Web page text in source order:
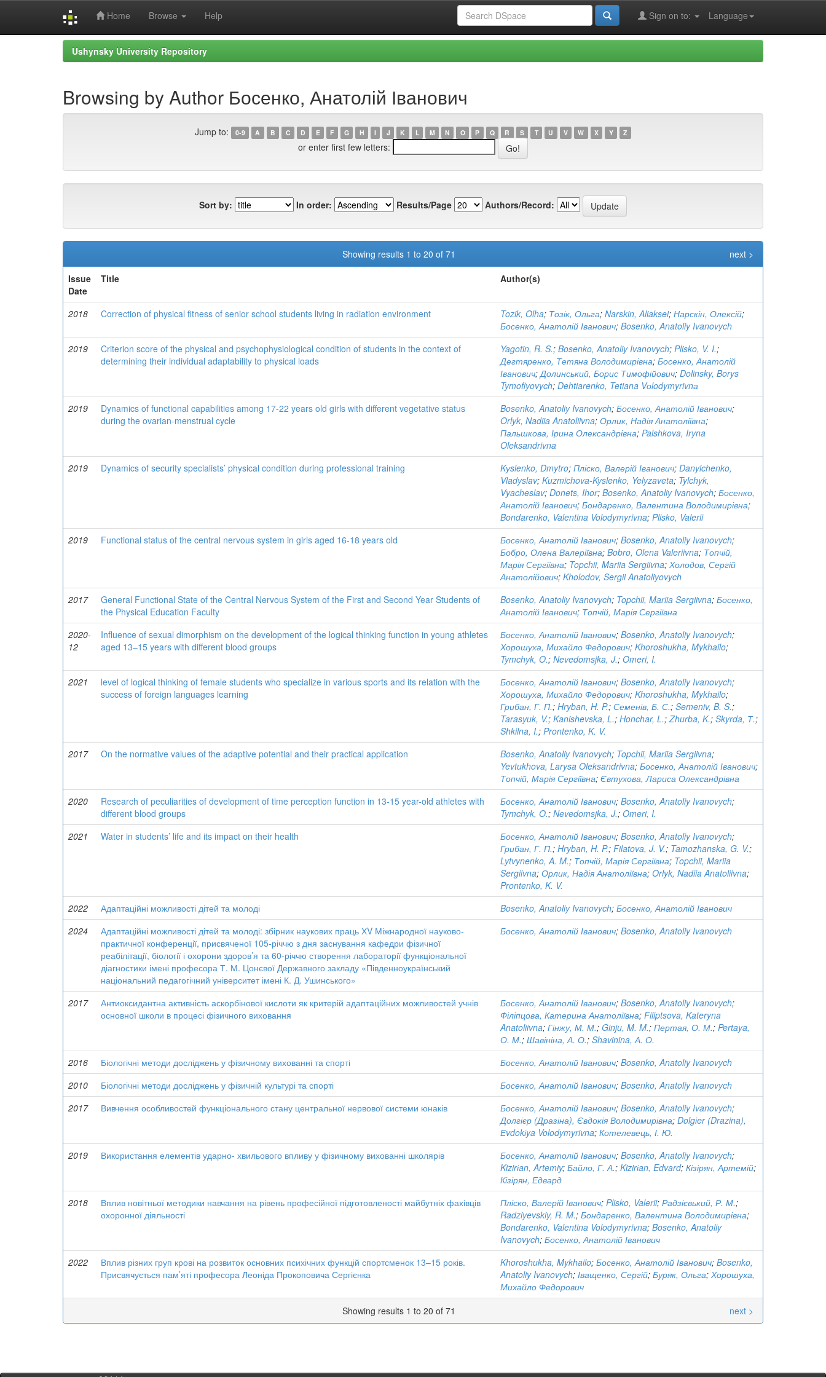
Home Browse Help Language
Sign on to:
Ushynsky University Repository
Browsing by Author Босенко, Анатолій Іванович
Jump to: 0-9 A B C D E F G H I J K L M N O P Q R S T U V W X Y Z
or enter first few letters:
Sort by: In order: Results/Page Authors/Record:
Showing results 1 to 20 of 71
next >
Issue
Date
Title Author(s)
2018 Correction of physical fitness of senior school students living in radiation environment Tozik, Olha; Тозік, Ольга; Narskin, Aliaksei; Нарскін, Олексій;
Босенко, Анатолій Іванович; Bosenko, Anatoliy Ivanovych
2019
Criterion score of the physical and psychophysiological condition of students in the context of
determining their individual adaptability to physical loads
Yagotin, R. S.; Bosenko, Anatoliy Ivanovych; Plisko, V. I.;
Дегтяренко, Тетяна Володимирівна; Босенко, Анатолій
Іванович;Долинський, Борис Тимофійович; Dolinsky, Borys
Tymofiyovych; Dehtiarenko, Tetiana Vоlodymyrivnа
2019
Dynamics of functional capabilities among 17-22 years old girls with different vegetative status
during the ovarian-menstrual cycle
Bosenko, Anatoliy Ivanovych; Босенко, Анатолій Іванович;
Orlyk, Nadiia Anatoliivna; Орлик, Надія Анатоліївна;
Пальшкова, Ірина Олександрівна; Palshkova, Iryna
Oleksandrivna
2019
Dynamics of security specialists’ physical condition during professional training Kуslenko, Dmytro; Пліско, Валерій Іванович; Danylchenko,
Vladyslav; Kuzmichova-Kyslenko, Yelyzaveta; Tylchyk,
Vyacheslav; Donets, Ihor; Bosenko, Anatoliy Ivanovych; Босенко,
Анатолій Іванович; Бондаренко, Валентина Володимирівна;
Bondarenko, Valentina Volodymyrivna; Plisko, Valerii
2019
Functional status of the central nervous system in girls aged 16-18 years old Босенко, Анатолій Іванович; Bosenko, Anatoliy Ivanovych;
Бобро, Олена Валеріївна; Bobro, Olena Valeriivna; Топчій,
Марія Сергіївна; Topchii, Mariia Sergiivna; Холодов, Сергій
Анатолійович; Kholodov, Sergii Anatoliyovych
2017
General Functional State of the Central Nervous System of the First and Second Year Students of
the Physical Education Faculty
Bosenko, Anatoliy Ivanovych; Topchii, Mariia Sergiivna; Босенко,
Анатолій Іванович; Топчій, Марія Сергіївна
2020-
12
Influence of sexual dimorphism on the development of the logical thinking function in young athletes
aged 13–15 years with different blood groups
Босенко, Анатолій Іванович; Bosenko, Anatoliy Ivanovych;
Хорошуха, Михайло Федорович; Khoroshukha, Mykhailo;
Tymchyk, O.; Nevedomsjka, J.; Omeri, I.
2021
level of logical thinking of female students who specialize in various sports and its relation with the
success of foreign languages learning
Босенко, Анатолій Іванович; Bosenko, Anatoliy Ivanovych;
Хорошуха, Михайло Федорович; Khoroshukha, Mykhailo;
Грибан, Г. П.; Hryban, H. P.; Семенів, Б. С.; Semeniv, B. S.;
Tarasyuk, V.; Kanishevska, L.; Honchar, L.;Zhurba, K.; Skyrda, Т.;
Shkilna, I.; Prontenko, K. V.
2017
On the normative values of the adaptive potential and their practical application Bosenko, Anatoliy Ivanovych; Topchii, Mariia Sergiivna;
Yevtukhova, Larysa Oleksandrivna; Босенко, Анатолій Іванович;
Топчій, Марія Сергіївна; Євтухова, Лариса Олександрівна
2020
Research of peculiarities of development of time perception function in 13-15 year-old athletes with
different blood groups
Босенко, Анатолій Іванович; Bosenko, Anatoliy Ivanovych;
Tymchyk, O.; Nevedomsjka, J.; Omeri, I.
2021
Water in students’ life and its impact on their health Босенко, Анатолій Іванович; Bosenko, Anatoliy Ivanovych;
Грибан, Г. П.; Hryban, H. P.; Filatova, J. V.; Tamozhanska, G. V.;
Lytvynenko, A. M.; Топчій, Марія Сергіївна; Topchii, Mariia
Sergiivna; Орлик, Надія Анатоліївна; Orlyk, Nadiia Anatoliivna;
Prontenko, K. V.
2022
Адаптаційні можливості дітей та молоді Bosenko, Anatoliy Ivanovych; Босенко, Анатолій Іванович
2024
Адаптаційні можливості дітей та молоді: збірник наукових праць ХV Міжнародної науково-
практичної конференції, присвяченої 105-річчю з дня заснування кафедри фізичної
реабілітації, біології і охорони здоров’я та 60-річчю створення лабораторії функціональної
діагностики імені професора Т. М. Цонєвої Державного закладу «Південноукраїнський
національний педагогічний університет імені К. Д. Ушинського»
Босенко, Анатолій Іванович; Bosenko, Anatoliy Ivanovych
2017
Антиоксидантна активність аскорбінової кислоти як критерій адаптаційних можливостей учнів
основної школи в процесі фізичного виховання
Босенко, Анатолій Іванович; Bosenko, Anatoliy Ivanovych;
Філіпцова, Катерина Анатоліївна; Filiptsova, Kateryna
Anatoliivna; Гінжу, М. М.; Ginju, M. M.; Пертая, О. М.; Pertaya,
О. М.; Шавініна, А. О.; Shavinina, А. О.
2016
Біологічні методи досліджень у фізичному вихованні та спорті Босенко, Анатолій Іванович; Bosenko, Anatoliy Ivanovych
2010
Біологічні методи досліджень у фізичній культурі та спорті Босенко, Анатолій Іванович; Bosenko, Anatoliy Ivanovych
2017
Вивчення особливостей функціонального стану центральної нервової системи юнаків Босенко, Анатолій Іванович; Bosenko, Anatoliy Ivanovych;
Долгієр (Дразіна), Євдокія Володимирівна; Dolgіer (Drazina),
Еvdokіya Volodymyrivna; Котелевець, І. Ю.
2019
Використання елементів ударно- хвильового впливу у фізичному вихованні школярів Босенко, Анатолій Іванович; Bosenko, Anatoliy Ivanovych;
Kizirіan, Artemiy; Байло, Г. А.; Kizirіan, Edvard; Кізірян, Артемій;
Кізірян, Едвард
2018
Вплив новітньої методики навчання на рівень професійної підготовленості майбутніх фахівців
охоронної діяльності
Пліско, Валерій Іванович; Plisko, Valerii; Радзієвький, Р. М.;
Radziyevskiy, R. M.; Бондаренко, Валентина Володимирівна;
Bondarenko, Valentina Volodymyrivna; Bosenko, Anatoliy
Ivanovych; Босенко, Анатолій Іванович
2022
Вплив різних груп крові на розвиток основних психічних функцій спортсменок 13–15 років.
Присвячується пам’яті професора Леоніда Прокоповича Сергієнка
Khoroshukha, Mykhailo; Босенко, Анатолій Іванович; Bosenko,
Anatoliy Ivanovych; Іващенко, Сергій; Буряк, Ольга; Хорошуха,
Михайло Федорович
Showing results 1 to 20 of 71
next >